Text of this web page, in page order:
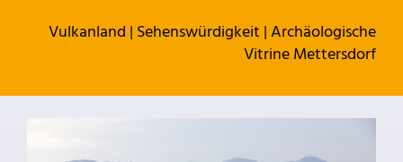
Vulkanland | Sehenswürdigkeit |Archäologische
Vitrine Mettersdorf